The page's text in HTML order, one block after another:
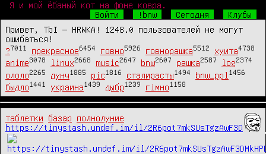
Я и мой ёбаный кот на фоне ковра.
Войти
!bnw Сегодня
Клубы
Привет, TbI — HRWKA! 1248.0 пользователей не могут
ошибаться!
?7011 прекрасное6454 говно5926 говнорашка5512 хуита4738
anime3078 linux2668 music2647 bnw2607 рашка2587 log2374
ололо2265 дунч1885 pic1816 сталирасты1494 bnw_ppl 1456
быдло1441 украина1439 дыбр1239 гімно1158
таблетки базар
полнолуние
https://tinystash.undef.im/il/2R6pot7mkSUsTgzAwF3D